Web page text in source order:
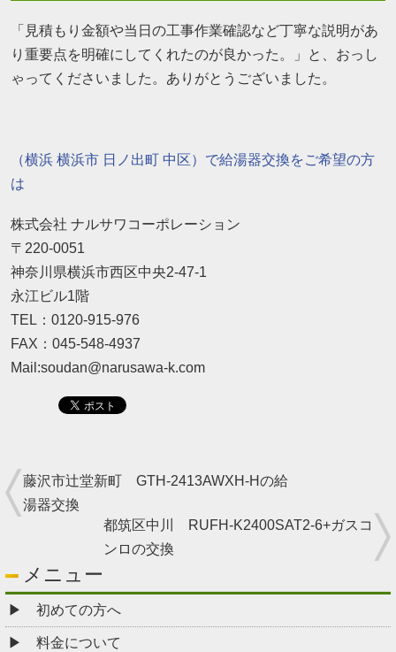
「見積もり金額や当日の工事作業確認など丁寧な説明があ
り重要点を明確にしてくれたのが良かった。」と、おっし
ゃってくださいました。ありがとうございました。
（横浜 横浜市 日ノ出町 中区）で給湯器交換をご希望の方
は
株式会社 ナルサワコーポレーション
〒220-0051
神奈川県横浜市西区中央2-47-1
永江ビル1階
TEL：0120-915-976
FAX：045-548-4937
Mail:soudan@narusawa-k.com
藤沢市辻堂新町 GTH-2413AWXH-Hの給
湯器交換
都筑区中川 RUFH-K2400SAT2-6+ガスコ
ンロの交換
メニュー
初めての方へ
料金について